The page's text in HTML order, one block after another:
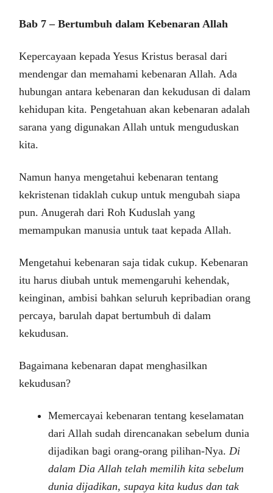
Bab 7 – Bertumbuh dalam Kebenaran Allah
Kepercayaan kepada Yesus Kristus berasal dari
mendengar dan memahami kebenaran Allah. Ada
hubungan antara kebenaran dan kekudusan di dalam
kehidupan kita. Pengetahuan akan kebenaran adalah
sarana yang digunakan Allah untuk menguduskan
kita.
Namun hanya mengetahui kebenaran tentang
kekristenan tidaklah cukup untuk mengubah siapa
pun. Anugerah dari Roh Kuduslah yang
memampukan manusia untuk taat kepada Allah.
Mengetahui kebenaran saja tidak cukup. Kebenaran
itu harus diubah untuk memengaruhi kehendak,
keinginan, ambisi bahkan seluruh kepribadian orang
percaya, barulah dapat bertumbuh di dalam
kekudusan.
Bagaimana kebenaran dapat menghasilkan
kekudusan?
Memercayai kebenaran tentang keselamatan
dari Allah sudah direncanakan sebelum dunia
dijadikan bagi orang-orang pilihan-Nya. Di
dalam Dia Allah telah memilih kita sebelum
dunia dijadikan, supaya kita kudus dan tak